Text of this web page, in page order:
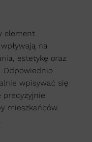
element
na
estetykę oraz
Odpowiednio
wpisywać się
precyzyjnie
mieszkańców.